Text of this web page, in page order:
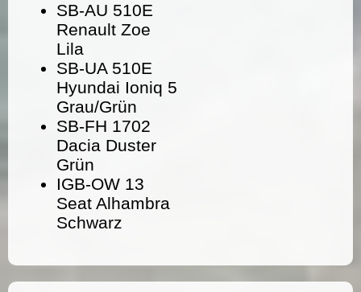
SB-AU 510E
Renault Zoe
Lila
SB-UA 510E
Hyundai Ioniq 5
Grau/Grün
SB-FH 1702
Dacia Duster
Grün
IGB-OW 13
Seat Alhambra
Schwarz